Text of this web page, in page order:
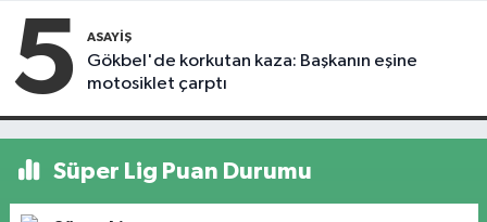
5 ASAYIŞ
Gökbel'de korkutan kaza: Başkanın eşine
motosiklet çarptı
Süper Lig Puan Durumu